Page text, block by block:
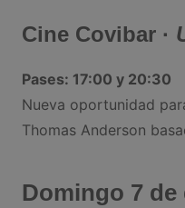
Cine Covibar ·
Pases: 17:00 y 20:30
Nueva oportunidad
Thomas Anderson
Domingo 7